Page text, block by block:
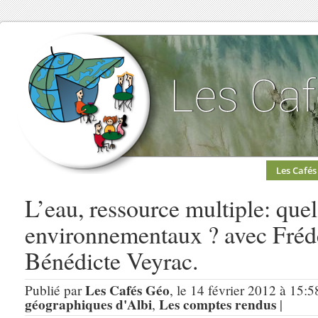
Les Cafés
L’eau, ressource multiple:
environnementaux ? avec
Bénédicte Veyrac.
Publié parLes Cafés Géo, le 14 février 2012 à
géographiques d'Albi, Les comptes rendus |